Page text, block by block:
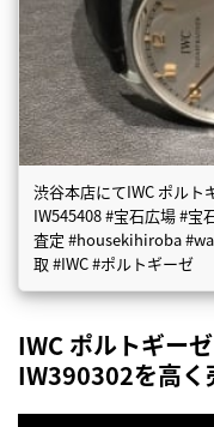
渋谷本店にてIWC ポルト
IW545408 #宝石広場 #宝
査定 #housekihiroba
取 #IWC #ポルトギーゼ
IWC ポルトギー
IW390302を高く